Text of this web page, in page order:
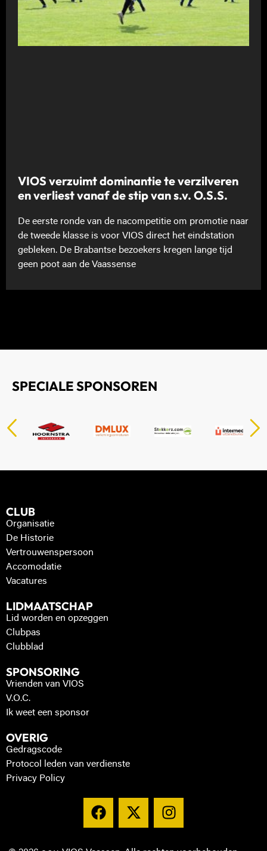
VIOS verzuimt dominantie te verzilveren
en verliest vanaf de stip van s.v. O.S.S.
De eerste ronde van de nacompetitie om promotie naar
de tweede klasse is voor VIOS direct het eindstation
gebleken. De Brabantse bezoekers kregen lange tijd
geen poot aan de Vaassense
SPECIALE SPONSOREN
CLUB
Organisatie
De Historie
Vertrouwenspersoon
Accomodatie
Vacatures
LIDMAATSCHAP
Lid worden en opzeggen
Clubpas
Clubblad
SPONSORING
Vrienden van VIOS
V.O.C.
Ik weet een sponsor
OVERIG
Gedragscode
Protocol leden van verdienste
Privacy Policy